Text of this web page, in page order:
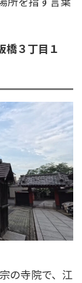
橋３丁目１
の寺院で、江